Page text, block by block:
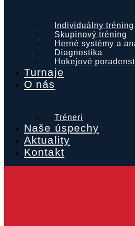
Individuálny tréning
Skupinový tréning
Herné systémy a
Diagnostika
Hokejové
Turnaje
O nás
Tréneri
Naše úspechy
Aktuality
Kontakt